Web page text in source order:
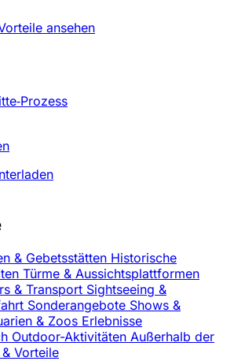
ansehen
& Gebetsstätten Historische
Türme & Aussichtsplattformen
& Transport Sightseeing &
Sonderangebote Shows &
& Zoos Erlebnisse
Outdoor-Aktivitäten Außerhalb der
Vorteile